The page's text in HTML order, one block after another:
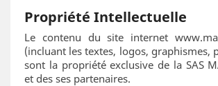
Propriété Intellectuelle
Le contenu du site internet
(incluant les textes, logos, graphismes,
sont la propriété exclusive de la SAS
et des ses partenaires.